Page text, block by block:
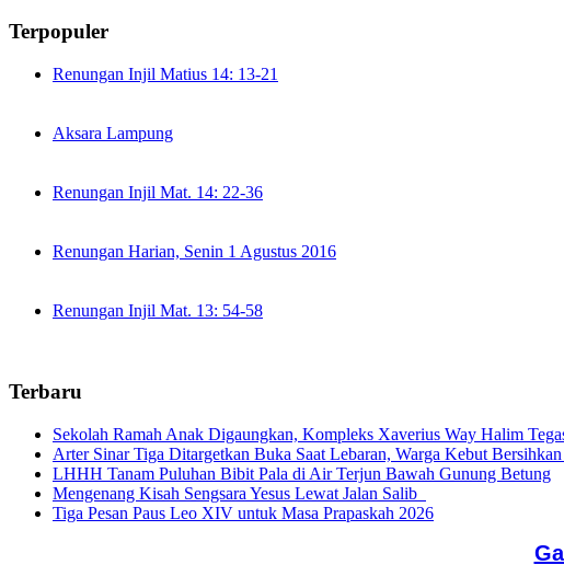
Terpopuler
Renungan Injil Matius 14: 13-21
Aksara Lampung
Renungan Injil Mat. 14: 22-36
Renungan Harian, Senin 1 Agustus 2016
Renungan Injil Mat. 13: 54-58
Terbaru
Sekolah Ramah Anak Digaungkan, Kompleks Xaverius Way Halim
Arter Sinar Tiga Ditargetkan Buka Saat Lebaran, Warga Kebut
LHHH Tanam Puluhan Bibit Pala di Air Terjun Bawah Gunung Betung
Mengenang Kisah Sengsara Yesus Lewat Jalan Salib
Tiga Pesan Paus Leo XIV untuk Masa Prapaskah 2026